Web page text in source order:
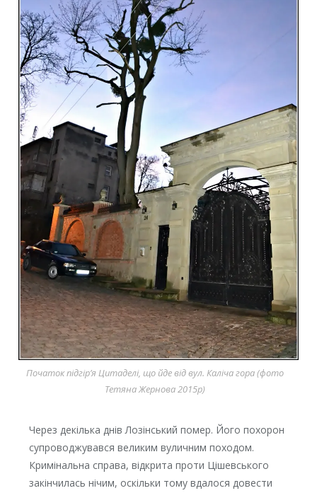
Початок підгір’я Цитаделі, що йде від вул. Каліча гора (фото
Тетяна Жернова 2015р)
Через декілька днів Лозінський помер. Його похорон
супроводжувався великим вуличним походом.
Кримінальна справа, відкрита проти Цішевського
закінчилась нічим, оскільки тому вдалося довести